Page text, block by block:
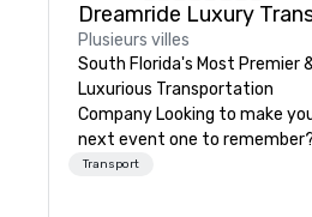
Plusieurs villes
South Florida's Most Premier
Luxurious Transportation
Company Looking to make
next event one to remember?
With DreamRide Luxury
Transport